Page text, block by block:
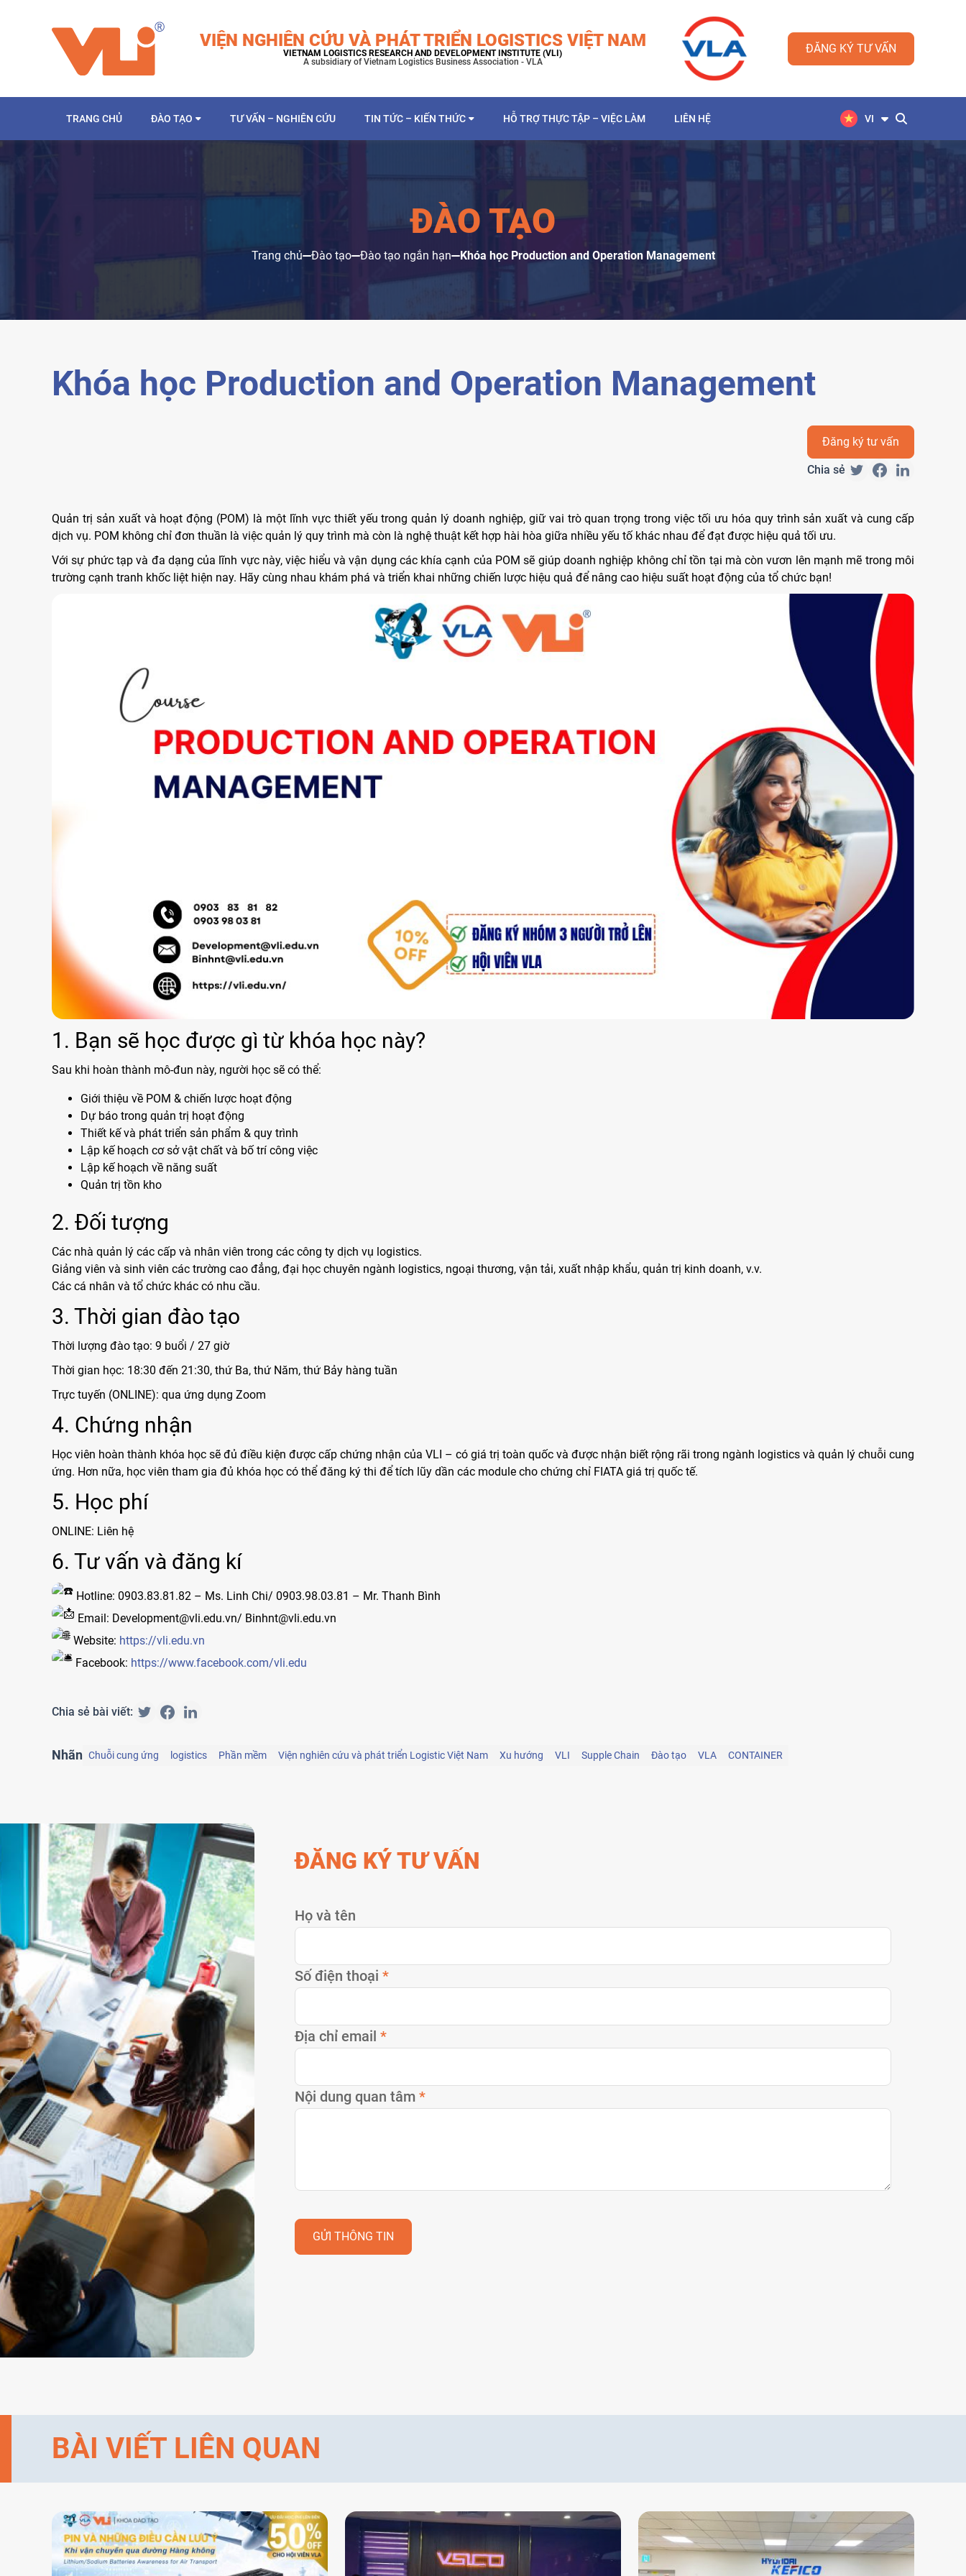
VIỆN NGHIÊN CỨU VÀ PHÁT TRIỂN LOGISTICS VIỆT NAM
VIETNAM LOGISTICS RESEARCH AND DEVELOPMENT INSTITUTE (VLI)
A subsidiary of Vietnam Logistics Business Association - VLA
ĐĂNG KÝ TƯ VẤN
TRANG CHỦ ĐÀO TẠO TƯ VẤN – NGHIÊN CỨU TIN TỨC – KIẾN THỨC HỖ TRỢ THỰC TẬP – VIỆC LÀM LIÊN HỆ VI
ĐÀO TẠO
Trang chủ Đào tạo Đào tạo ngắn hạn Khóa học Production and Operation Management
Khóa học Production and Operation Management
Đăng ký tư vấn
Chia sẻ
Quản trị sản xuất và hoạt động (POM) là một lĩnh vực thiết yếu trong quản lý doanh nghiệp, giữ vai trò quan trọng trong việc tối ưu hóa quy trình sản xuất và cung cấp
dịch vụ. POM không chỉ đơn thuần là việc quản lý quy trình mà còn là nghệ thuật kết hợp hài hòa giữa nhiều yếu tố khác nhau để đạt được hiệu quả tối ưu.
Với sự phức tạp và đa dạng của lĩnh vực này, việc hiểu và vận dụng các khía cạnh của POM sẽ giúp doanh nghiệp không chỉ tồn tại mà còn vươn lên mạnh mẽ trong môi
trường cạnh tranh khốc liệt hiện nay. Hãy cùng nhau khám phá và triển khai những chiến lược hiệu quả để nâng cao hiệu suất hoạt động của tổ chức bạn!
1. Bạn sẽ học được gì từ khóa học này?
Sau khi hoàn thành mô-đun này, người học sẽ có thể:
Giới thiệu về POM & chiến lược hoạt động
Dự báo trong quản trị hoạt động
Thiết kế và phát triển sản phẩm & quy trình
Lập kế hoạch cơ sở vật chất và bố trí công việc
Lập kế hoạch về năng suất
Quản trị tồn kho
2. Đối tượng
Các nhà quản lý các cấp và nhân viên trong các công ty dịch vụ logistics.
Giảng viên và sinh viên các trường cao đẳng, đại học chuyên ngành logistics, ngoại thương, vận tải, xuất nhập khẩu, quản trị kinh doanh, v.v.
Các cá nhân và tổ chức khác có nhu cầu.
3. Thời gian đào tạo
Thời lượng đào tạo: 9 buổi / 27 giờ
Thời gian học: 18:30 đến 21:30, thứ Ba, thứ Năm, thứ Bảy hàng tuần
Trực tuyến (ONLINE): qua ứng dụng Zoom
4. Chứng nhận
Học viên hoàn thành khóa học sẽ đủ điều kiện được cấp chứng nhận của VLI – có giá trị toàn quốc và được nhận biết rộng rãi trong ngành logistics và quản lý chuỗi cung
ứng. Hơn nữa, học viên tham gia đủ khóa học có thể đăng ký thi để tích lũy dần các module cho chứng chỉ FIATA giá trị quốc tế.
5. Học phí
ONLINE: Liên hệ
6. Tư vấn và đăng kí
Hotline: 0903.83.81.82 – Ms. Linh Chi/ 0903.98.03.81 – Mr. Thanh Bình
Email: Development@vli.edu.vn/ Binhnt@vli.edu.vn
Website: https://vli.edu.vn
Facebook: https://www.facebook.com/vli.edu
Chia sẻ bài viết:
Nhãn Chuỗi cung ứng logistics Phần mềm Viện nghiên cứu và phát triển Logistic Việt Nam Xu hướng VLI Supple Chain Đào tạo VLA CONTAINER
ĐĂNG KÝ TƯ VẤN
Họ và tên
Số điện thoại *
Địa chỉ email *
Nội dung quan tâm *
GỬI THÔNG TIN
BÀI VIẾT LIÊN QUAN